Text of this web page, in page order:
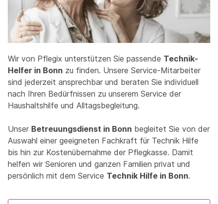
Wir von Pflegix unterstützen Sie passende Technik-
Helfer in Bonn zu finden. Unsere Service-Mitarbeiter
sind jederzeit ansprechbar und beraten Sie individuell
nach Ihren Bedürfnissen zu unserem Service der
Haushaltshilfe und Alltagsbegleitung.
Unser Betreuungsdienst in Bonn begleitet Sie von der
Auswahl einer geeigneten Fachkraft für Technik Hilfe
bis hin zur Kostenübernahme der Pflegkasse. Damit
helfen wir Senioren und ganzen Familien privat und
persönlich mit dem Service Technik Hilfe in Bonn.